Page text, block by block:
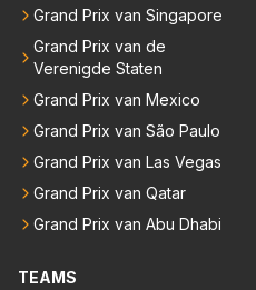
Grand Prix van Singapore
Grand Prix van de
Verenigde Staten
Grand Prix van Mexico
Grand Prix van São Paulo
Grand Prix van Las Vegas
Grand Prix van Qatar
Grand Prix van Abu Dhabi
TEAMS